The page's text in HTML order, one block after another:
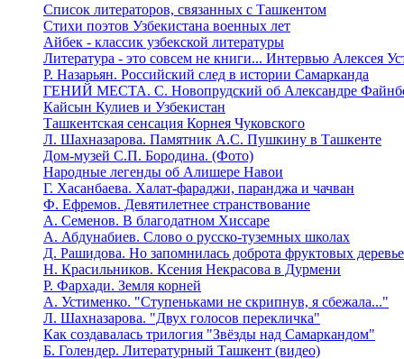
Список литераторов, связанных с Ташкентом
Стихи поэтов Узбекистана военных лет
Айбек - классик узбекской литературы
Литература - это совсем не книги... Интервью Алексея
Р. Назарьян. Российский след в истории Самарканда
ГЕНИЙ МЕСТА. C. Новопрудский об Александре
Кайсын Кулиев и Узбекистан
Ташкентская сенсация Корнея Чуковского
Л. Шахназарова. Памятник А.С. Пушкину в Ташкенте
Дом-музей С.П. Бородина. (Фото)
Народные легенды об Алишере Навои
Г. Хасанбаева. Халат-фараджи, паранджа и чачван
Ф. Ефремов. Девятилетнее странствование
А. Семенов. В благодатном Хиссаре
А. Абдунабиев. Слово о русско-туземных школах
Д. Рашидова. Но запомнилась доброта фруктовых
Н. Красильников. Ксения Некрасова в Дурмени
Р. Фархади. Земля корней
А. Устименко. "Ступеньками не скрипнув, я сбежала..."
Л. Шахназарова. "Двух голосов перекличка"
Как создавалась трилогия "Звёзды над Самаркандом"
Б. Голендер. Литературный Ташкент (видео)